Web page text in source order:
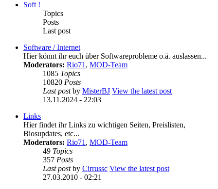
Soft !
Topics
Posts
Last post
Software / Internet
Hier könnt ihr euch über Softwareprobleme o.ä. auslassen...
Moderators: Rio71, MOD-Team
1085 Topics
10820 Posts
Last postby MisterBJ View the latest post
13.11.2024 - 22:03
Links
Hier findet ihr Links zu wichtigen Seiten, Preislisten,
Biosupdates, etc...
Moderators: Rio71, MOD-Team
49 Topics
357 Posts
Last postby Cirrussc View the latest post
27.03.2010 - 02:21